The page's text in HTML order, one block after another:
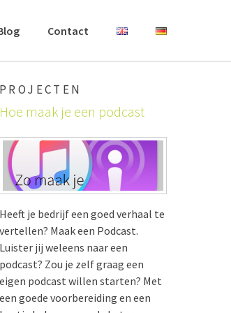
Contact
PROJECTEN
Hoe maak je een podcast
Heeft je bedrijf een goed verhaal te
vertellen? Maak een Podcast.
Luister jij weleens naar een
podcast? Zou je zelf graag een
eigen podcast willen starten? Met
een goede voorbereiding en een